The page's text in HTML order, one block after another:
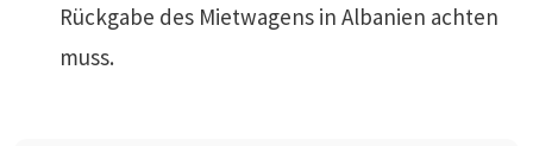
Rückgabe des Mietwagens in Albanien achten
muss.